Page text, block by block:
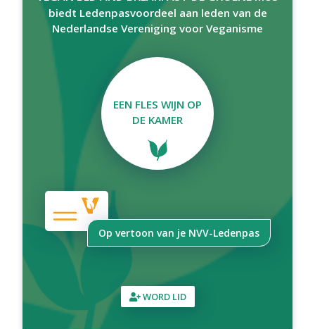
biedt Ledenpasvoordeel aan leden van de
Nederlandse Vereniging voor Veganisme
EEN FLES WIJN OP
DE KAMER
Op vertoon van je NVV-Ledenpas
WORD LID